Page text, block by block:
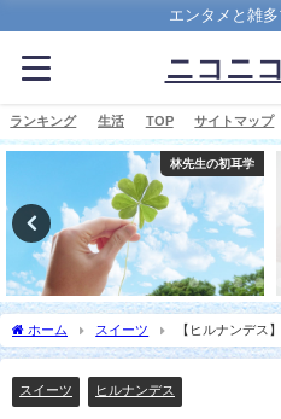
エンタメと雑多
ニコニ
ランキング 生活 TOP サイトマップ
林先生の初耳学
ホーム スイーツ 【ヒルナンデス
スイーツ ヒルナンデス